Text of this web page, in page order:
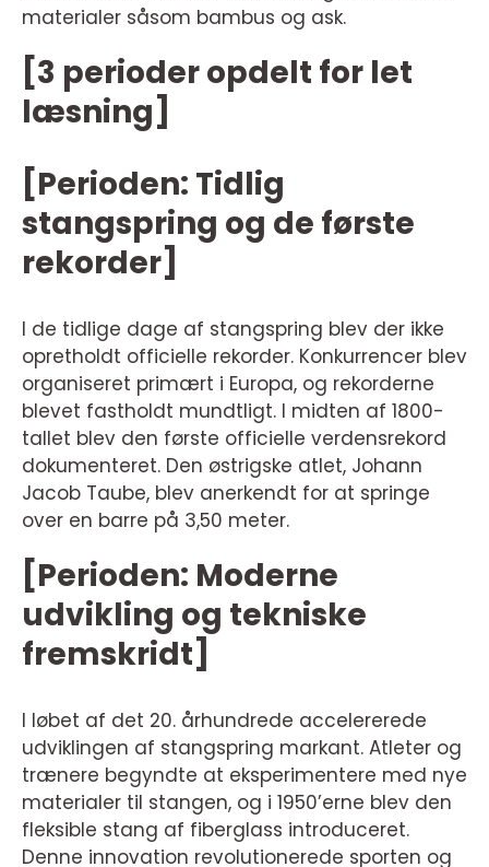
materialer såsom bambus og ask.
[3 perioder opdelt for let
læsning]
[Perioden: Tidlig
stangspring og de første
rekorder]
I de tidlige dage af stangspring blev der ikke
opretholdt officielle rekorder. Konkurrencer blev
organiseret primært i Europa, og rekorderne
blevet fastholdt mundtligt. I midten af 1800-
tallet blev den første officielle verdensrekord
dokumenteret. Den østrigske atlet, Johann
Jacob Taube, blev anerkendt for at springe
over en barre på 3,50 meter.
[Perioden: Moderne
udvikling og tekniske
fremskridt]
I løbet af det 20. århundrede accelererede
udviklingen af stangspring markant. Atleter og
trænere begyndte at eksperimentere med nye
materialer til stangen, og i 1950’erne blev den
fleksible stang af fiberglass introduceret.
Denne innovation revolutionerede sporten og